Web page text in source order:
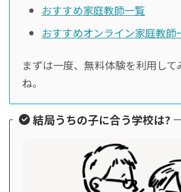
おすすめ家庭教師一覧
おすすめオンライン家庭教師
まずは一度、無料体験を利用して
ね。
結局うちの子に合う学校は?